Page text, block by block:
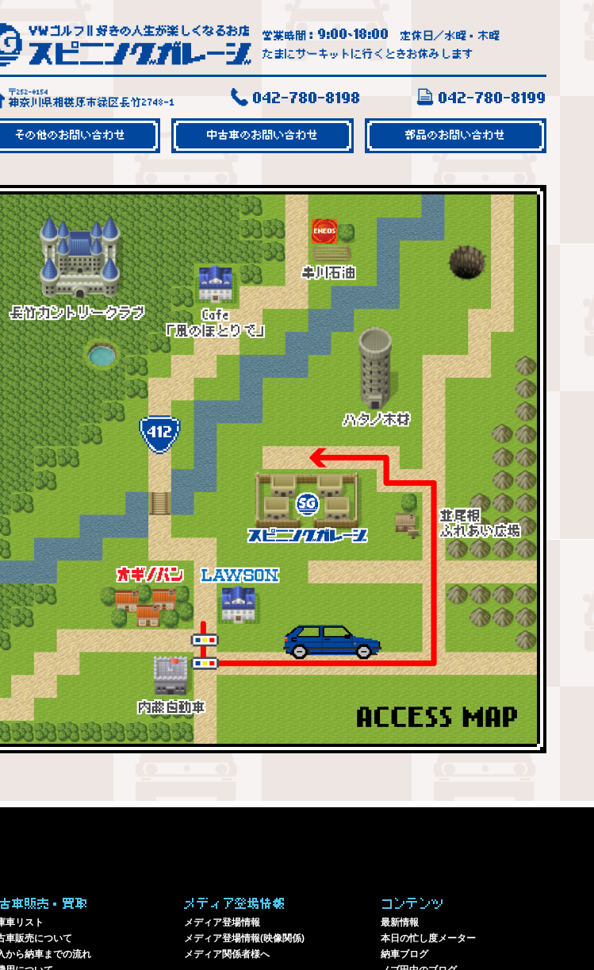
営業時間： 9:00~18:00
定休日／水曜・木曜
たまにサーキットに行くときお休みします
〒252-0154
神奈川県相模原市緑区長竹2748-1 042-780-8198 042-780-8199
その他のお問い合わせ 中古車のお問い合わせ 部品のお問い合わせ
車販売・買取
車リスト
車販売について
から納車までの流れ
メディア登場情報
メディア登場情報
メディア登場情報(映像関係)
メディア関係者様へ
コンテンツ
最新情報
本日の忙し度メーター
納車ブログ